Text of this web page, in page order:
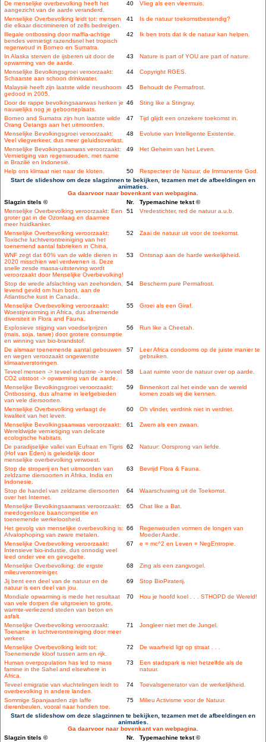
De menselijke overbevolking heeft het
aangezicht van de aarde veranderd.
40 Vlieg als een vleermuis.
Menselijke Overbevolking leidt tot: mensen
die elkaar discrimineren of zelfs bedreigen.
41 Is de natuur toekomstbestendig?
Illegale ontbossing door maffia-achtige
bendes vernietigt razendsnel het tropisch
regenwoud in Borneo en Sumatra.
42 Ik ben trots dat ik de natuur kan helpen.
In Alaska sterven de ijsberen uit door de
opwarming van de aarde.
43 Nature is part of YOU are part of nature.
Menselijke Bevolkingsgroei veroorzaakt:
Schaarste aan schoon drinkwater.
44 Copyright RGES.
Malaysië heeft zijn laatste wilde neushoorn
gedood in 2005.
45 Behoudt de Permafrost.
Door de rappe bevolkingsaanwas herken je
nauwelijks nog je geboorteplaats.
46 Sting like a Stingray.
Borneo and Sumatra zijn hun laatste wilde
Orang Oetangs aan het uitmoorden.
47 Tijd glijdt een onzekere toekomst in.
Menselijke Bevolkingsgroei veroorzaakt:
Veel vliegverkeer, dus meer geluidsoverlast.
48 Evolutie van Intelligente Existentie.
Menselijke Bevolkingsaanwas veroorzaakt:
Vernietiging van regenwouden, met name
in Brazilië en Indonesië.
49 Het Geheim van het Leven.
Help ons klimaat niet naar de kloten. 50
Respecteer de Natuur, de Immanente God.
Start de slideshow om deze slagzinnen te bekijken, tezamen met de afbeeldingen en
animaties.
Ga daarvoor naar bovenkant van webpagina.
Slagzin titels ©
Nr.
Typemachine tekst ©
Menselijke Overbevolking veroorzaakt: Een
groter gat in de Ozonlaag en daarmee
meer huidkanker.
51 Vredestichter, red de natuur a.u.b.
Menselijke Overbevolking veroorzaakt:
Toxische luchtverontreiniging van het
toenemend aantal fabrieken in China.
52 Zaai de natuur uit voor de toekomst.
WNF zegt dat 60% van de wilde dieren in
2020 misschien wel verdwenen is. Deze
snelle zesde massa-uitsterving wordt
veroorzaakt door Menselijke Overbevolking!
53 Ontsnap aan de harde werkelijkheid.
Stop de wrede afslachting van zeehonden,
levend gevild om hun bont, aan de
Atlantische kust in Canada..
54 Bescherm pure Permafrost.
Menselijke Overbevolking veroorzaakt:
Woestijnvorming in Africa, dus afnemende
diversiteit in Flora and Fauna.
55 Groei als een Giraf.
Explosieve stijging van voedselprijzen
(mais, soja, tarwe) door grotere consumptie
en winning van bio-brandstof.
56 Run like a Cheetah.
De alsmaar toenemende aantal gebouwen
en wegen veroozaakt ongewenste
klimaatverstoringen.
57
Leer Africa condooms op de juiste manier te
gebruiken.
Teveel mensen -> teveel industrie -> teveel
CO2 uitstoot -> opwarming van de aarde.
58 Laat ruimte voor de natuur over op aarde.
Menselijke Bevolkingsgroei veroorzaakt:
Ontbossing, dus afname in leefgebieden
van vele diersoorten.
59
Binnenkort zal het einde van de wereld
komen zoals wij die kennen.
Menselijke Overbevolking verlaagt de
kwaliteit van het leven.
60 Oh vlinder, verdrink niet in verdriet.
Menselijke Bevolkingsaanwas veroorzaakt:
Wereldwijde vernietiging van delicate
ecologische habitats.
61 Zwem als een zwaan.
De paradijselijke vallei van Eufraat en Tigris
(Hof van Eden) is geleidelijk door
menselijke overbevolking verwoest.
62 Natuur: Oorsprong van liefde.
Stop de stroperij en het uitmoorden van
zeldzame diersoorten in Afrika, India en
Indonesie.
63 Bevrijd Flora & Fauna.
Stop de handel van zeldzame diersoorten
over het Internet.
64 Waarschuwing uit de Toekomst.
Menselijke Bevolkingsaanwas veroorzaakt:
meedogenloze baancompetitie en
toenemende werkeloosheid.
65 Chat like a Bat.
Het gevolg van menselijke overbevolking is:
Afvalophoping van zware metalen.
66
Regenwouden vormen de longen van
Moeder Aarde.
Menselijke Overbevolking veroorzaakt:
Intensieve bio-industie, dus onnodig veel
leed onder vee en gevogelte.
67 e = mc^2 en Leven = NegEntropie.
Menselijke Overbevolking: de ergste
milieuverontreiniger.
68 Zing als een zangvogel.
Jij bent een deel van de natuur en de
natuur is een deel van jou.
69 Stop BioPiraterij.
Mondiale opwarming is mede het resultaat
van vele dorpen die uitgroeien to grote,
warmte-verliezend steden van beton en
asfalt.
70 Hou je hoofd koel . . . STHOPD de Wereld!
Menselijke Overbevolking veroorzaakt:
Toename in luchtverontreiniging door meer
verkeer.
71 Jongleer niet met de Jungel.
Menselijke Overbevolking leidt tot:
Toenemende kloof tussen arm en rijk.
72 De waarheid ligt op straat . . .
Human overpopulation has led to mass
famine in the Sahel and elsewhere in
Africa.
73
Een stadspark is niet hetzelfde als de
natuur.
Teveel emigratie van vluchtelingen leidt to
overbevolking in andere landen.
74 Toevalsgenerator van de werkelijkheid.
Sommige Spanjaarden zijn laffe
dierenbeulen, vooral naar honden toe.
75 Milieu Activisme voor de Natuur.
Start de slideshow om deze slagzinnen te bekijken, tezamen met de afbeeldingen en
animaties.
Ga daarvoor naar bovenkant van webpagina.
Slagzin titels ©
Nr.
Typemachine tekst ©